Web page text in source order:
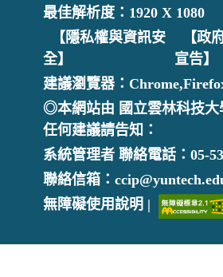
最佳解析度：1920 X 1080
【隱私權與資訊安
全】
【政
宣告】
建議瀏覽器：
◎本網站由 國立雲林科技大
任何建議請告知：
系統管理者 聯絡電話：05-
聯絡信箱：
無障礙使用說明 |